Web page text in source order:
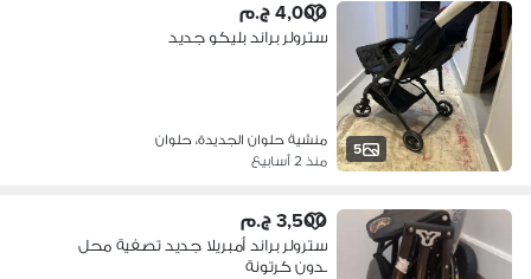
5
4,000 ج.م
سترولر براند بليكو جديد
منشية حلوان الجديدة، حلوان
منذ 2 أسابيع
3,500 ج.م
سترولر براند أمبريلا جديد تصفية محل
بدون كرتونة